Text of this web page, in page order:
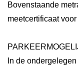
Bovenstaande
meetcertificaat
In de